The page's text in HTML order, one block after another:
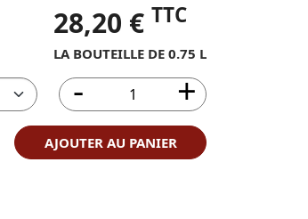
28,20 € TTC
LA BOUTEILLE DE 0.75 L
AJOUTER AU PANIER